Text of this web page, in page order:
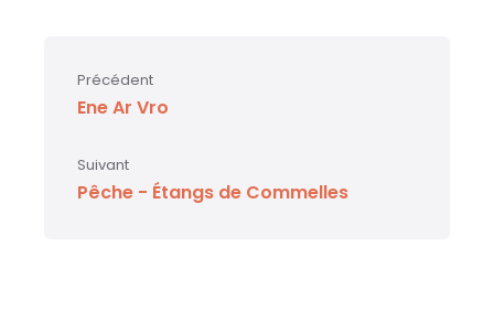
Précédent
Ene Ar Vro
Suivant
Pêche - Étangs de Commelles